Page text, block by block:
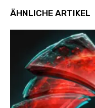
ÄHNLICHE ARTIKEL